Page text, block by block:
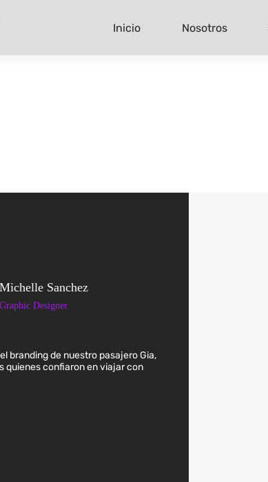
Inicio Nosotros
Michelle Sanchez
Graphic Designer
branding de nuestro pasajero Gia,
quienes confiaron en viajar con